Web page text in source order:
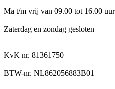
Ma t/m vrij van 09.00 tot 16.00 uur
Zaterdag en zondag gesloten
KvK nr. 81361750
BTW-nr. NL862056883B01